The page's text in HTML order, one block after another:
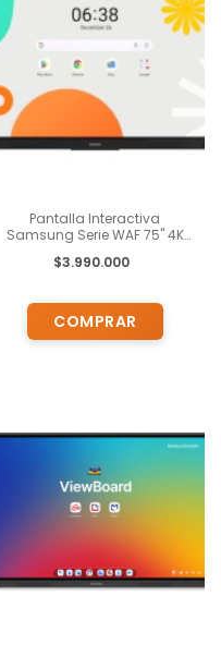
Pantalla Interactiva
Samsung Serie WAF 75" 4K
$3.990.000